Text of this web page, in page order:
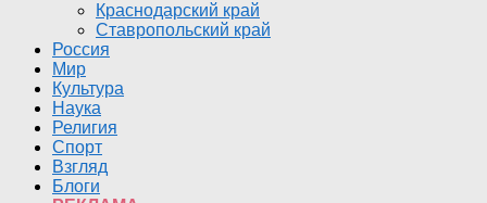
Краснодарский край
Ставропольский край
Россия
Мир
Культура
Наука
Религия
Спорт
Взгляд
Блоги